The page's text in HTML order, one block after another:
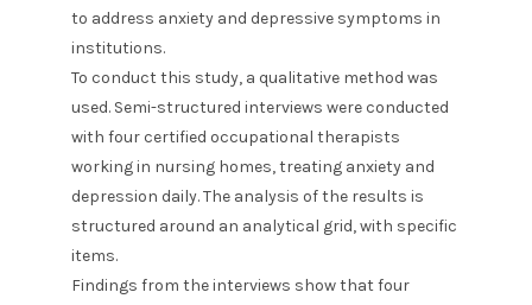
to address anxiety and depressive symptoms in
institutions.
To conduct this study, a qualitative method was
used. Semi-structured interviews were conducted
with four certified occupational therapists
working in nursing homes, treating anxiety and
depression daily. The analysis of the results is
structured around an analytical grid, with specific
items.
Findings from the interviews show that four